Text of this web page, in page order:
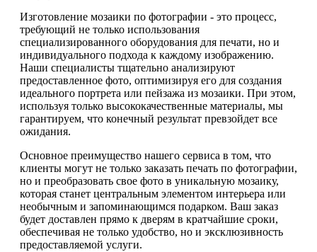
Изготовление мозаики по фотографии - это процесс,
требующий не только использования
специализированного оборудования для печати, но и
индивидуального подхода к каждому изображению.
Наши специалисты тщательно анализируют
предоставленное фото, оптимизируя его для создания
идеального портрета или пейзажа из мозаики. При этом,
используя только высококачественные материалы, мы
гарантируем, что конечный результат превзойдет все
ожидания.
Основное преимущество нашего сервиса в том, что
клиенты могут не только заказать печать по фотографии,
но и преобразовать свое фото в уникальную мозаику,
которая станет центральным элементом интерьера или
необычным и запоминающимся подарком. Ваш заказ
будет доставлен прямо к дверям в кратчайшие сроки,
обеспечивая не только удобство, но и эксклюзивность
предоставляемой услуги.